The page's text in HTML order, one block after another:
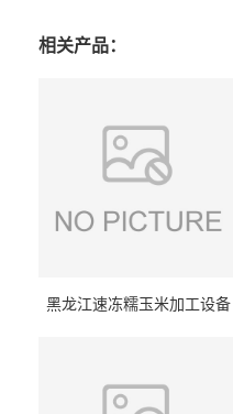
相关产品：
黑龙江速冻糯玉米加工设备